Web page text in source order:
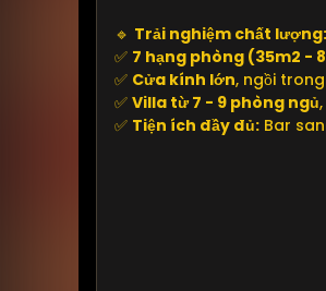
🔹 Trải nghiệm chất lượng:
✅ 7 hạng phòng (35m2 -
✅ Cửa kính lớn, ngồi
✅ Villa từ 7 - 9 phòng ngủ
✅ Tiện ích đầy đủ: Bar